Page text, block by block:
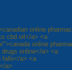
online
cbd oil</a> <a
">canada online
online</a> <a
falls</a> <a
a>